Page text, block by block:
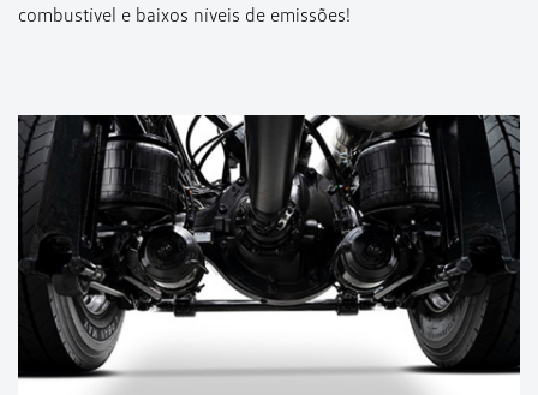
combustível e baixos níveis de emissões!